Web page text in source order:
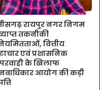
रायपुर नगर निगम
तकनीकी
वित्तीय
एवं प्रशासनिक
के खिलाफ
आयोग की कड़ी